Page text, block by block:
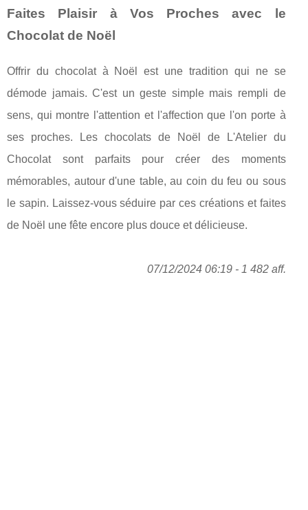
Faites Plaisir à Vos Proches avec le
Chocolat de Noël
Offrir du chocolat à Noël est une tradition qui ne se
démode jamais. C'est un geste simple mais rempli de
sens, qui montre l'attention et l'affection que l'on porte à
ses proches. Les chocolats de Noël de L'Atelier du
Chocolat sont parfaits pour créer des moments
mémorables, autour d'une table, au coin du feu ou sous
le sapin. Laissez-vous séduire par ces créations et faites
de Noël une fête encore plus douce et délicieuse.
07/12/2024 06:19 - 1 482 aff.